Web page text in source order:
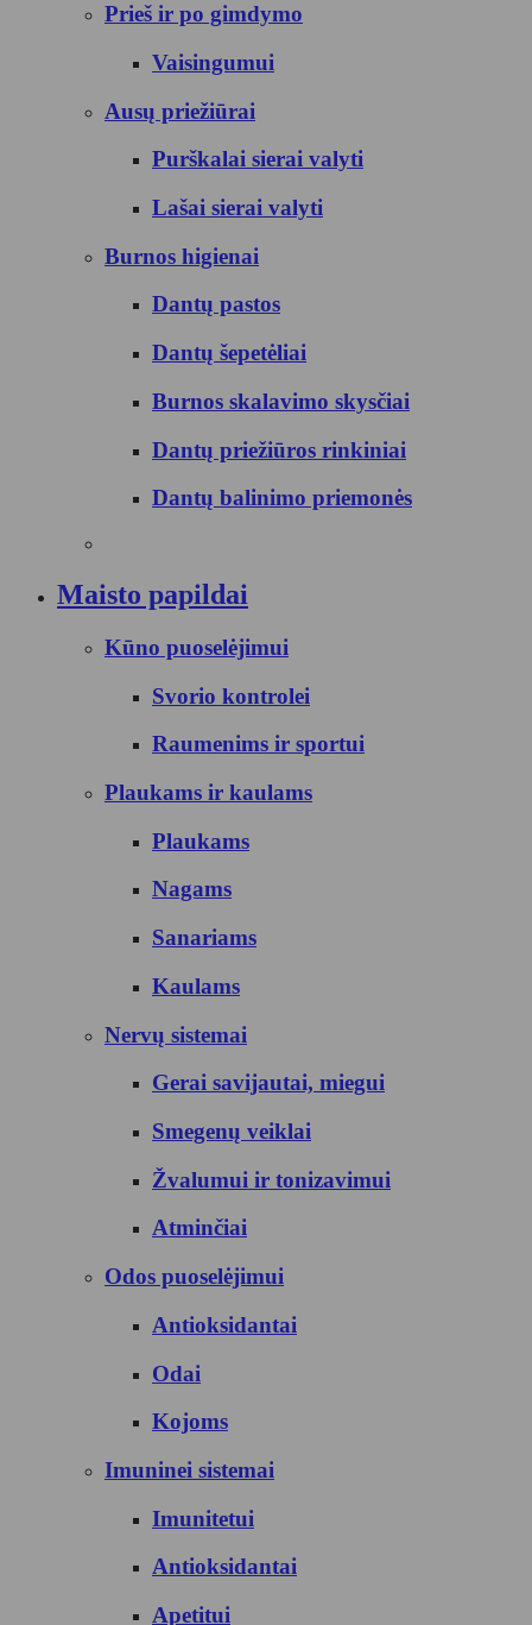
Prieš ir po gimdymo
Vaisingumui
Ausų priežiūrai
Purškalai sierai valyti
Lašai sierai valyti
Burnos higienai
Dantų pastos
Dantų šepetėliai
Burnos skalavimo skysčiai
Dantų priežiūros rinkiniai
Dantų balinimo priemonės
Maisto papildai
Kūno puoselėjimui
Svorio kontrolei
Raumenims ir sportui
Plaukams ir kaulams
Plaukams
Nagams
Sanariams
Kaulams
Nervų sistemai
Gerai savijautai, miegui
Smegenų veiklai
Žvalumui ir tonizavimui
Atminčiai
Odos puoselėjimui
Antioksidantai
Odai
Kojoms
Imuninei sistemai
Imunitetui
Antioksidantai
Apetitui